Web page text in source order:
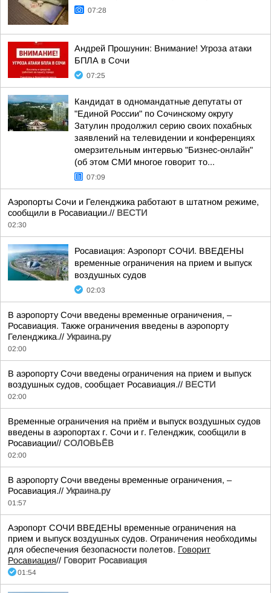
07:28
Андрей Прошунин: Внимание! Угроза атаки
БПЛА в Сочи
07:25
Кандидат в одномандатные депутаты от
"Единой России" по Сочинскому округу
Затулин продолжил серию своих похабных
заявлений на телевидении и конференциях
омерзительным интервью "Бизнес-онлайн"
(об этом СМИ многое говорит то...
07:09
Аэропорты Сочи и Геленджика работают в штатном режиме,
сообщили в Росавиации.// ВЕСТИ
02:30
Росавиация: Аэропорт СОЧИ. ВВЕДЕНЫ
временные ограничения на прием и выпуск
воздушных судов
02:03
В аэропорту Сочи введены временные ограничения, –
Росавиация. Также ограничения введены в аэропорту
Геленджика.// Украина.ру
02:00
В аэропорту Сочи введены ограничения на прием и выпуск
воздушных судов, сообщает Росавиация.// ВЕСТИ
02:00
Временные ограничения на приём и выпуск воздушных судов
введены в аэропортах г. Сочи и г. Геленджик, сообщили в
Росавиации// СОЛОВЬЁВ
02:00
В аэропорту Сочи введены временные ограничения, –
Росавиация.// Украина.ру
01:57
Аэропорт СОЧИ ВВЕДЕНЫ временные ограничения на
прием и выпуск воздушных судов. Ограничения необходимы
для обеспечения безопасности полетов. Говорит
Росавиация// Говорит Росавиация
01:54